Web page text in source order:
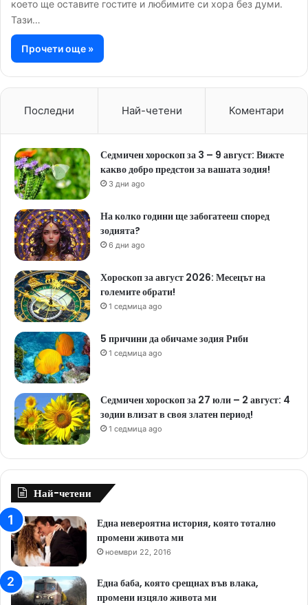
което ще оставите гостите и любимите си хора без думи.
Тази…
Прочети още »
Последни Най-четени Коментари
Седмичен хороскоп за 3 – 9 август: Вижте
какво добро предстои за вашата зодия!
3 дни ago
На колко години ще забогатееш според
зодията?
6 дни ago
Хороскоп за август 2026: Месецът на
големите обрати!
1 седмица ago
5 причини да обичаме зодия Риби
1 седмица ago
Седмичен хороскоп за 27 юли – 2 август: 4
зодии влизат в своя златен период!
1 седмица ago
Най-четени
Една невероятна история, която тотално
промени живота ми
ноември 22, 2016
Една баба, която срещнах във влака,
промени изцяло живота ми